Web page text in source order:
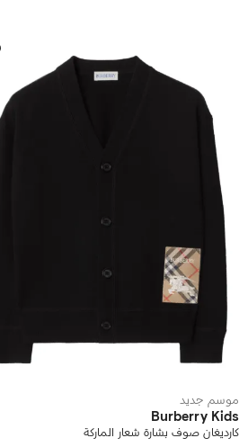
موسم جديد
Burberry Kids
كارديغان صوف بشارة شعار الماركة